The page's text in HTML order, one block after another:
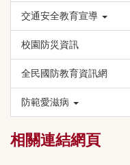
交通安全教育宣導
校園防災資訊
全民國防教育資訊網
防範愛滋病
相關連結網頁